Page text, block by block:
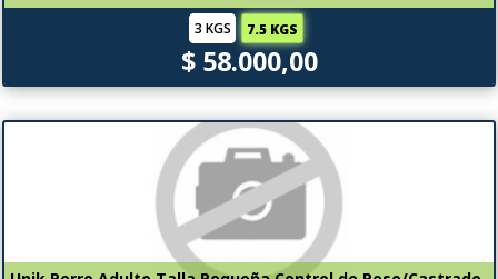
3 KGS 7.5 KGS
$ 58.000,00